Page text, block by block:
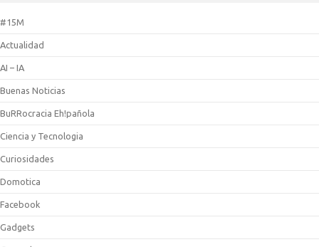
#15M
Actualidad
AI – IA
Buenas Noticias
BuRRocracia Eh!pañola
Ciencia y Tecnologia
Curiosidades
Domotica
Facebook
Gadgets